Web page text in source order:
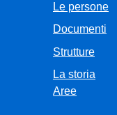
Le persone
Documenti
Strutture
La storia
Aree